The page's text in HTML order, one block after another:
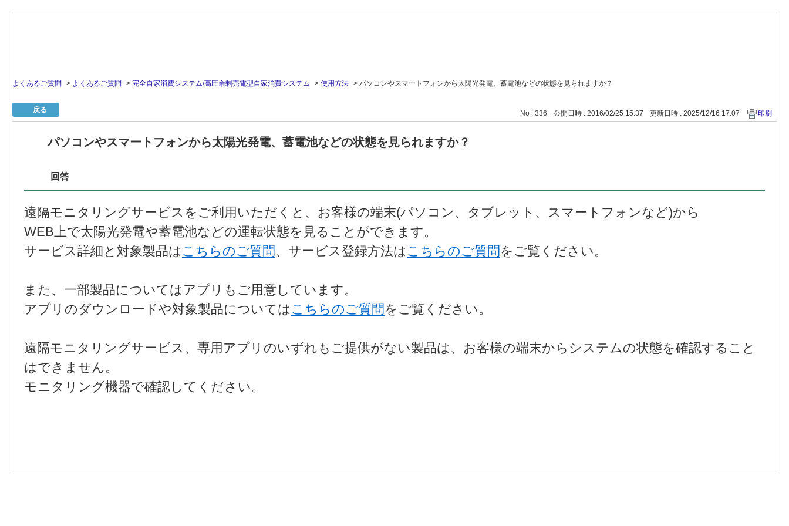
よくあるご質問 > よくあるご質問 > 完全自家消費システム/高圧余剰売電型自家消費システム > 使用方法 > パソコンやスマートフォンから太陽光発電、蓄電池などの状態を見られますか？
戻る No : 336 公開日時 : 2016/02/25 15:37 更新日時 : 2025/12/16 17:07 印刷
パソコンやスマートフォンから太陽光発電、蓄電池などの状態を見られますか？
回答
遠隔モニタリングサービスをご利用いただくと、お客様の端末(パソコン、タブレット、スマートフォンなど)から
WEB上で太陽光発電や蓄電池などの運転状態を見ることができます。
サービス詳細と対象製品は こちらのご質問 、サービス登録方法は こちらのご質問 をご覧ください。
また、一部製品についてはアプリもご用意しています。
アプリのダウンロードや対象製品については こちらのご質問 をご覧ください。
遠隔モニタリングサービス、専用アプリのいずれもご提供がない製品は、お客様の端末からシステムの状態を確認すること
はできません。
モニタリング機器で確認してください。